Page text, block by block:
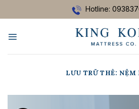
dung
Hotline:
LƯU TRỮ THẺ: NỆM